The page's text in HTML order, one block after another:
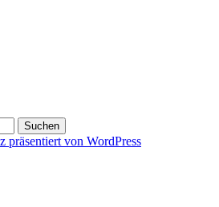
präsentiert von WordPress